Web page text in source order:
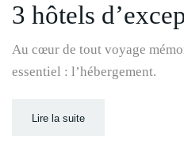
3 hôtels
Au cœur de tout voyage
essentiel : l’hébergement.
Lire la suite